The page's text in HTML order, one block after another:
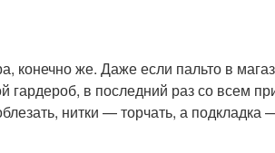
конечно же. Даже если пальто в
гардероб, в последний раз со всем
нитки — торчать, а подкладка